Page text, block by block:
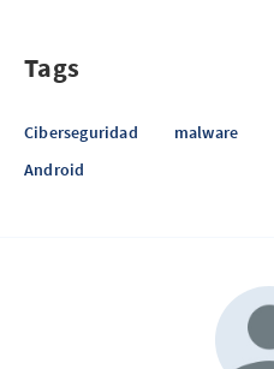
Tags
Ciberseguridad malware
Android